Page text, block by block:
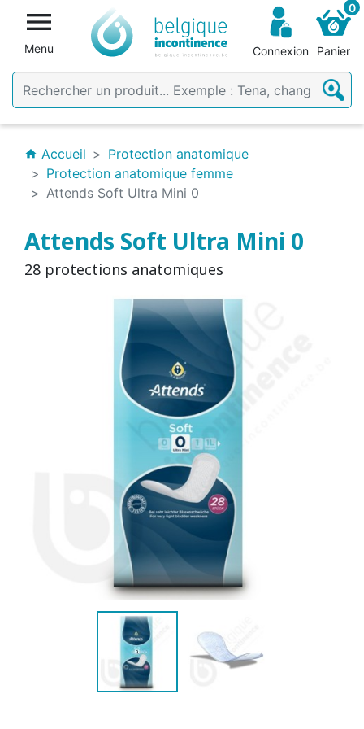

Menu Connexion
0
Panier
home Accueil
Protection anatomique
Protection anatomique femme
Attends Soft Ultra Mini 0
Attends Soft Ultra Mini 0
28 protections anatomiques